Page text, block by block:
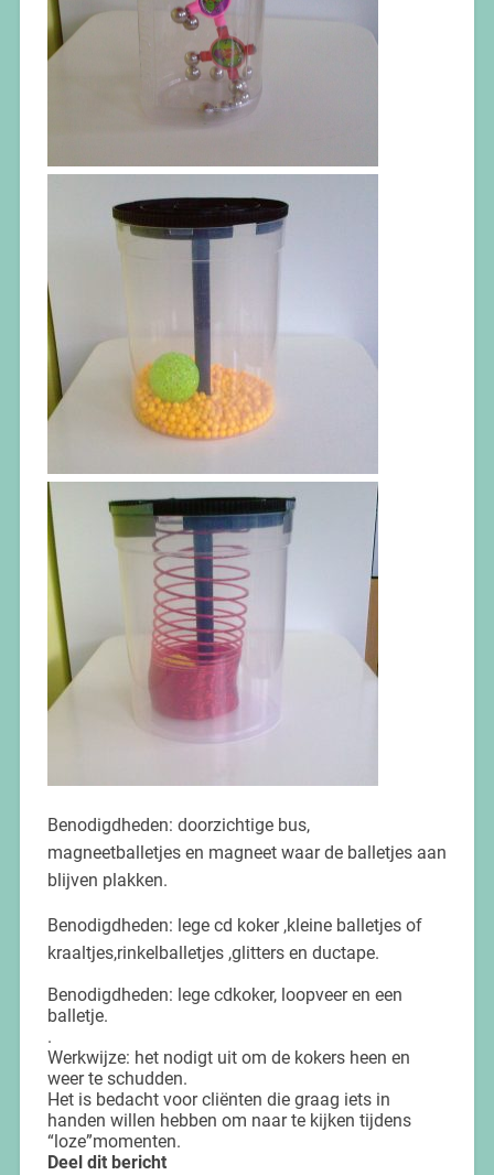
Benodigdheden: doorzichtige bus,
magneetballetjes en magneet waar de balletjes aan
blijven plakken.
Benodigdheden: lege cd koker ,kleine balletjes of
kraaltjes,rinkelballetjes ,glitters en ductape.
Benodigdheden: lege cdkoker, loopveer en een
balletje.
.
Werkwijze: het nodigt uit om de kokers heen en
weer te schudden.
Het is bedacht voor cliënten die graag iets in
handen willen hebben om naar te kijken tijdens
“loze”momenten.
Deel dit bericht